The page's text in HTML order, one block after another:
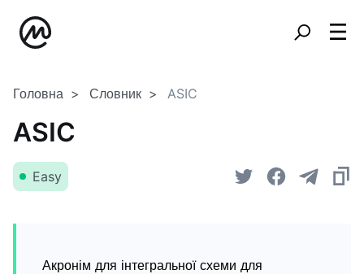
Головна Словник ASIC
ASIC
Easy
Акронім для інтегральної схеми для